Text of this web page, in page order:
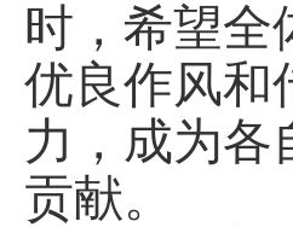
时，希望全
优良作风和
力，成为各
贡献。